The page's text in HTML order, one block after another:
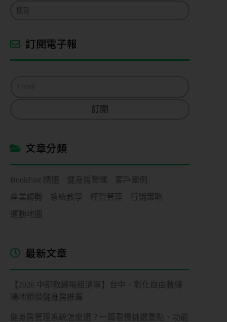
訂閱電子報
訂閱
文章分類
BookFast 精選 健身房營運
客戶案例
產業趨勢
系統教學 經營管理
行銷策略
運動地圖
最新文章
【2026 中部教練場租清單】台中、彰化自由教練
場地租借健身房推薦
健身房管理系統怎麼選？一篇看懂挑選重點、功能